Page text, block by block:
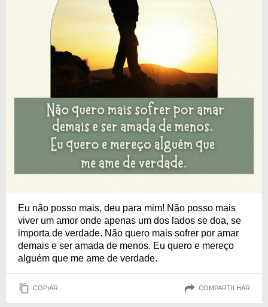
Eu não posso mais, deu para mim! Não posso mais
viver um amor onde apenas um dos lados se doa, se
importa de verdade. Não quero mais sofrer por amar
demais e ser amada de menos. Eu quero e mereço
alguém que me ame de verdade.
COPIAR COMPARTILHAR